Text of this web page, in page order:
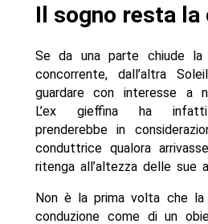
Il sogno resta la
Se da una parte chiude
concorrente, dall’altra
guardare con interesse a
L’ex gieffina ha
prenderebbe in
conduttrice qualora
ritenga all’altezza delle sue
Non è la prima volta che la
conduzione come di un